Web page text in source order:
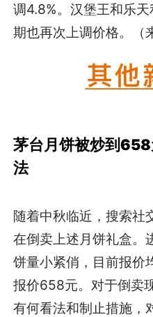
调4.8%。汉堡王和乐
期也再次上调价格。（
茅台月饼被炒到
法
随着中秋临近，搜索社
在倒卖上述月饼礼盒。
饼量小紧俏，目前报价
报价658元。对于倒卖
有何看法和制止措施，